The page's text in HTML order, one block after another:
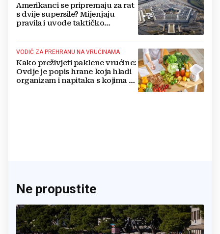
Amerikanci se pripremaju za rat
s dvije supersile? Mijenjaju
pravila i uvode taktičko
VODIČ ZA PREHRANU NA VRUĆINAMA
Kako preživjeti paklene vrućine:
Ovdje je popis hrane koja hladi
organizam i napitaka s kojima si
Ne propustite